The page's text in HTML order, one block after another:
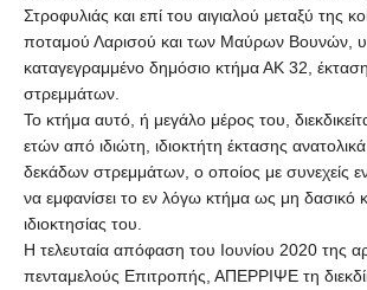
Στροφυλιάς και επί του αιγιαλού μεταξύ της
ποταμού Λαρισού και των Mαύρων Βουνών,
καταγεγραμμένο δημόσιο κτήμα ΑΚ 32,
στρεμμάτων.
Το κτήμα αυτό, ή μεγάλο μέρος του,
ετών από ιδιώτη, ιδιοκτήτη έκτασης
δεκάδων στρεμμάτων, ο οποίος με συνεχείς
να εμφανίσει το εν λόγω κτήμα ως μη δασικό
ιδιοκτησίας του.
Η τελευταία απόφαση του Ιουνίου 2020 της
πενταμελούς Επιτροπής, ΑΠΕΡΡΙΨΕ τη